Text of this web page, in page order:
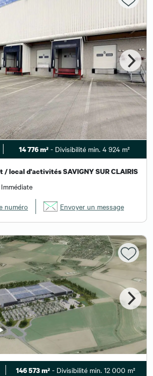
14 776 m² - Divisibilité min. 4 924 m²
local d'activités SAVIGNY SUR CLAIRIS
numéro Envoyer un message
146 573 m² - Divisibilité min. 12 000 m²